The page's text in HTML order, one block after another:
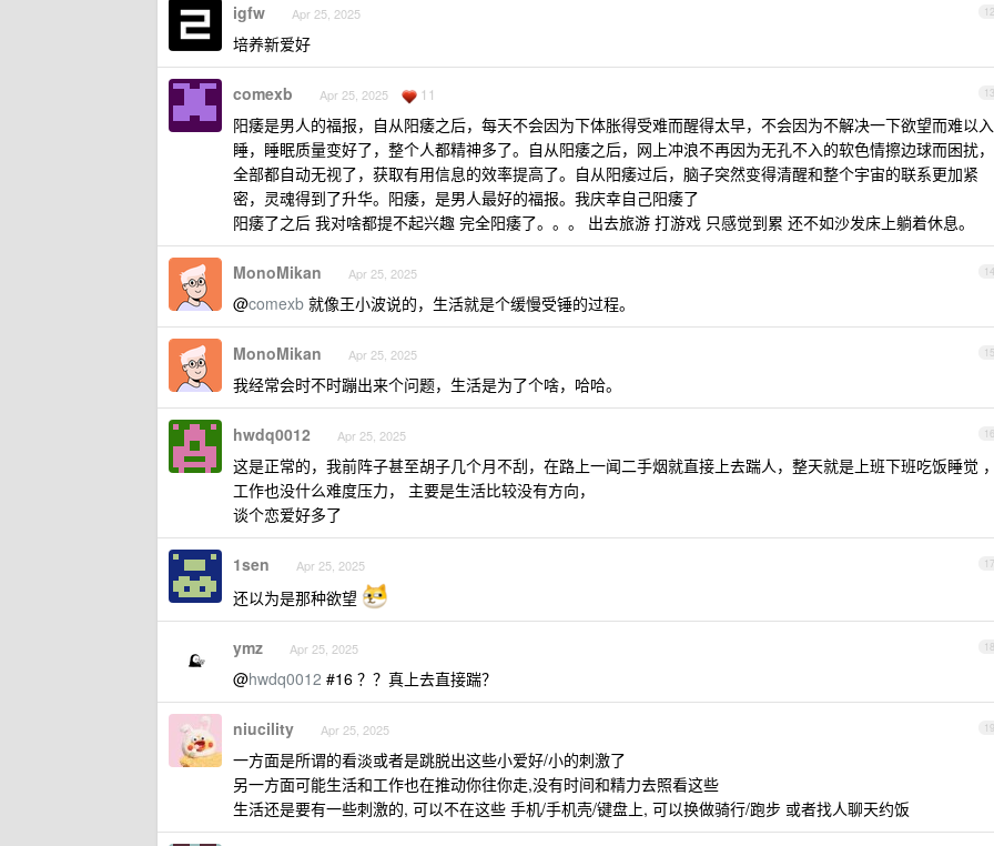
12
igfw Apr 25, 2025
培养新爱好
13
comexb Apr 25, 2025 11
阳痿是男人的福报，自从阳痿之后，每天不会因为下体胀得受难而醒得太早，不会因为不解决一下欲望而难以入
睡，睡眠质量变好了，整个人都精神多了。自从阳痿之后，网上冲浪不再因为无孔不入的软色情擦边球而困扰，
全部都自动无视了，获取有用信息的效率提高了。自从阳痿过后，脑子突然变得清醒和整个宇宙的联系更加紧
密，灵魂得到了升华。阳痿，是男人最好的福报。我庆幸自己阳痿了
阳痿了之后 我对啥都提不起兴趣 完全阳痿了。。。 出去旅游 打游戏 只感觉到累 还不如沙发床上躺着休息。
14
MonoMikan Apr 25, 2025
@comexb 就像王小波说的，生活就是个缓慢受锤的过程。
15
MonoMikan Apr 25, 2025
我经常会时不时蹦出来个问题，生活是为了个啥，哈哈。
16
hwdq0012 Apr 25, 2025
这是正常的，我前阵子甚至胡子几个月不刮，在路上一闻二手烟就直接上去踹人，整天就是上班下班吃饭睡觉 ，
工作也没什么难度压力， 主要是生活比较没有方向，
谈个恋爱好多了
17
1sen Apr 25, 2025
还以为是那种欲望
18
ymz Apr 25, 2025
@hwdq0012 #16 ？？真上去直接踹？
19
niucility Apr 25, 2025
一方面是所谓的看淡或者是跳脱出这些小爱好/小的刺激了
另一方面可能生活和工作也在推动你往你走,没有时间和精力去照看这些
生活还是要有一些刺激的, 可以不在这些 手机/手机壳/键盘上, 可以换做骑行/跑步 或者找人聊天约饭